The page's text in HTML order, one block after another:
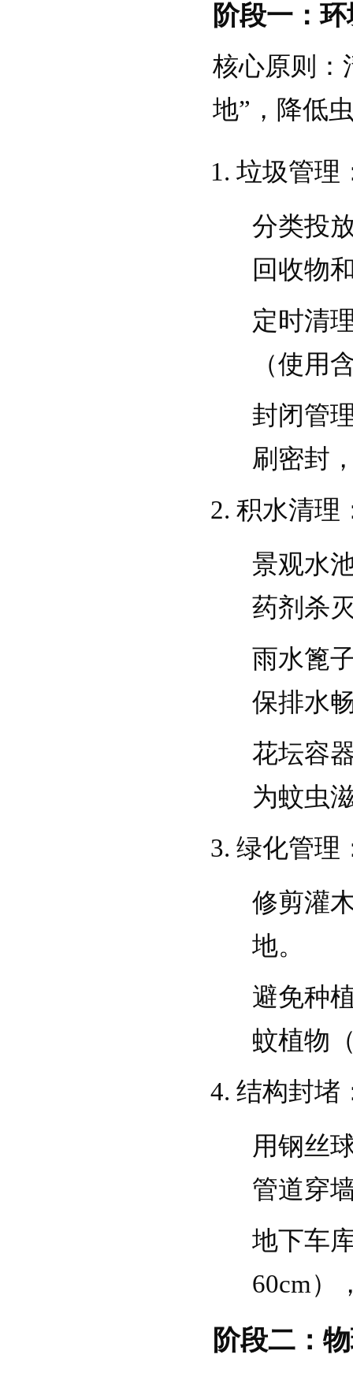
阶段一：
核心原则
地”，降低
垃圾管理
分类投
回收物
定时清
（使用
封闭管
刷密封
积水清理
景观水
药剂杀
雨水篦
保排水
花坛容
为蚊虫
绿化管理
修剪灌
地。
避免种
蚊植物
结构封堵
用钢丝
管道穿
地下车
60cm）
阶段二：